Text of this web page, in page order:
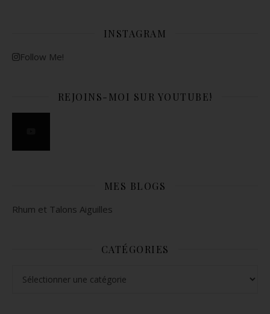
INSTAGRAM
Follow Me!
REJOINS-MOI SUR YOUTUBE!
MES BLOGS
Rhum et Talons Aiguilles
CATÉGORIES